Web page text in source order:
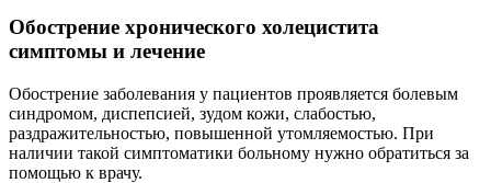
Обострение хронического холецистита
симптомы и лечение
Обострение заболевания у пациентов проявляется болевым
синдромом, диспепсией, зудом кожи, слабостью,
раздражительностью, повышенной утомляемостью. При
наличии такой симптоматики больному нужно обратиться за
помощью к врачу.